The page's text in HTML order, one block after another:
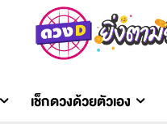
เช็กดวงด้วยตัวเอง